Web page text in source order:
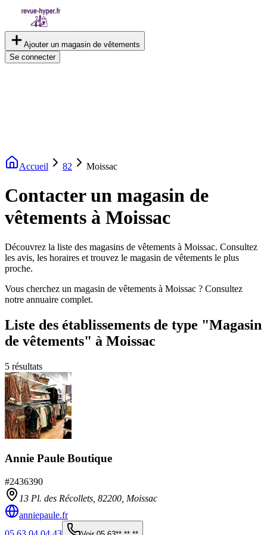
Ajouter un magasin de vêtements
Se connecter
Accueil 82 Moissac
Contacter un magasin de
vêtements à Moissac
Découvrez la liste des magasins de vêtements à Moissac. Consultez
les avis, les horaires et trouvez le magasin de vêtements le plus
proche.
Vous cherchez un magasin de vêtements à Moissac ? Consultez
notre annuaire complet.
Liste des établissements de type "Magasin
de vêtements" à Moissac
5 résultats
Annie Paule Boutique
#2436390
13 Pl. des Récollets, 82200 Moissac
anniepaule.fr